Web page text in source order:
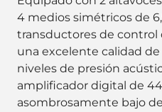
4 medios simétricos de
transductores de control
una excelente calidad
niveles de presión
amplificador digital de
asombrosamente bajo